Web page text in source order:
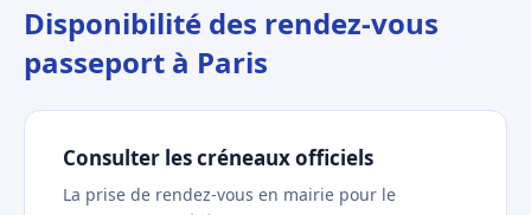
Disponibilité des rendez-vous
passeport à Paris
Consulter les créneaux officiels
La prise de rendez-vous en mairie pour le